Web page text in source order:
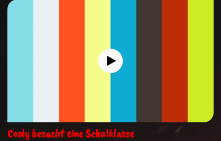
Cooly besucht eine Schulklasse